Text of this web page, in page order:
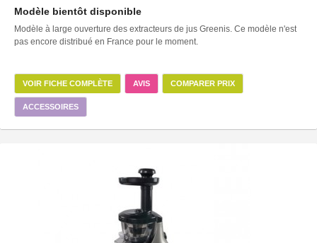
Modèle bientôt disponible
Modèle à large ouverture des extracteurs de jus Greenis. Ce modèle n'est
pas encore distribué en France pour le moment.
VOIR FICHE COMPLÈTE AVIS COMPARER PRIX
ACCESSOIRES